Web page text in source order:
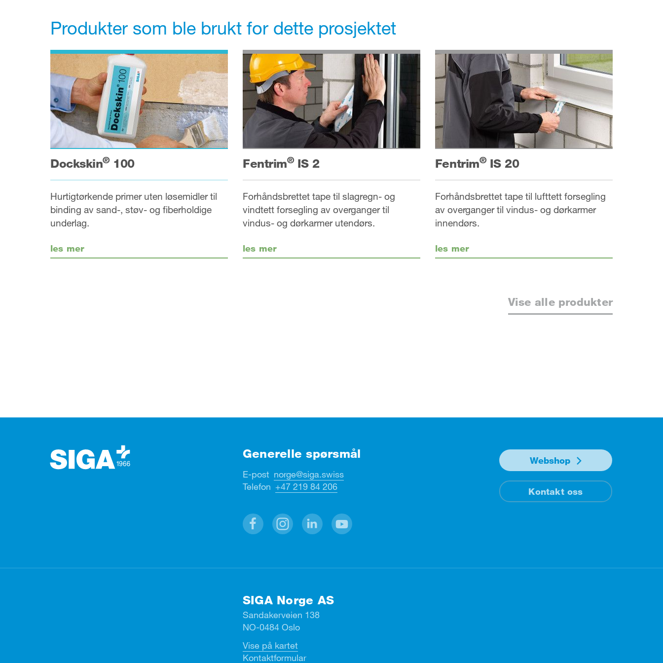
Produkter som ble brukt for dette prosjektet
Dockskin®100
Hurtigtørkende primer uten løsemidler til
binding av sand-, støv- og fiberholdige
underlag.
les mer
Fentrim®IS 2
Forhåndsbrettet tape til slagregn- og
vindtett forsegling av overganger til
vindus- og dørkarmer utendørs.
les mer
Fentrim®IS 20
Forhåndsbrettet tape til lufttett forsegling
av overganger til vindus- og dørkarmer
innendørs.
les mer
Vise alle produkter
Generelle spørsmål
E-post norge@siga.swiss
Telefon +47 219 84 206
Webshop
Kontakt oss
SIGA Norge AS
Sandakerveien 138
NO-0484 Oslo
Vise på kartet
Kontaktformular